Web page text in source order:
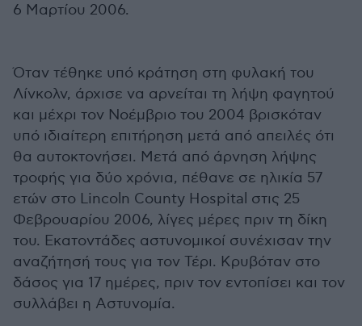
6 Μαρτίου 2006.
Όταν τέθηκε υπό κράτηση στη φυλακή του
Λίνκολν, άρχισε να αρνείται τη λήψη φαγητού
και μέχρι τον Νοέμβριο του 2004 βρισκόταν
υπό ιδιαίτερη επιτήρηση μετά από απειλές ότι
θα αυτοκτονήσει. Μετά από άρνηση λήψης
τροφής για δύο χρόνια, πέθανε σε ηλικία 57
ετών στο Lincoln County Hospital στις 25
Φεβρουαρίου 2006, λίγες μέρες πριν τη δίκη
του. Εκατοντάδες αστυνομικοί συνέχισαν την
αναζήτησή τους για τον Τέρι. Κρυβόταν στο
δάσος για 17 ημέρες, πριν τον εντοπίσει και τον
συλλάβει η Αστυνομία.